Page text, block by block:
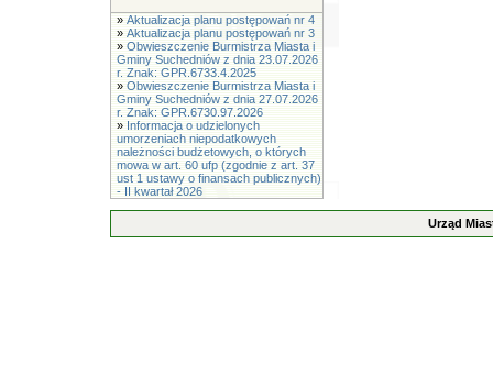
» Aktualizacja planu postępowań nr 4
» Aktualizacja planu postępowań nr 3
» Obwieszczenie Burmistrza Miasta i
Gminy Suchedniów z dnia 23.07.2026
r. Znak: GPR.6733.4.2025
» Obwieszczenie Burmistrza Miasta i
Gminy Suchedniów z dnia 27.07.2026
r. Znak: GPR.6730.97.2026
» Informacja o udzielonych
umorzeniach niepodatkowych
należności budżetowych, o których
mowa w art. 60 ufp (zgodnie z art. 37
ust 1 ustawy o finansach publicznych)
- II kwartał 2026
Urząd